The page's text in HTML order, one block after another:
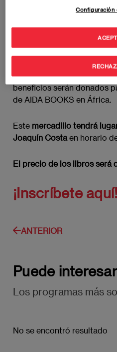
08/04/2024|
Como parte del Ciclo
del Día del Libro (23 de
abril se llevará a cabo un
libros de segunda mano de
beneficios serán donados
de AIDA BOOKS en África.
Este mercadillo tendrá
Joaquín Costa en horario
El precio de los libros será
¡Inscríbete aquí!
ANTERIOR
Puede
Los programas más
No se encontró resultado
Configuración